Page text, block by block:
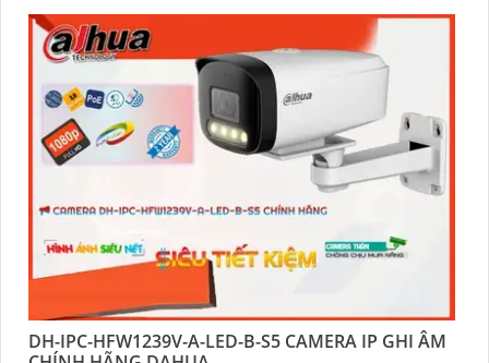
DH-IPC-HFW1239V-A-LED-B-S5 CAMERA IP GHI ÂM